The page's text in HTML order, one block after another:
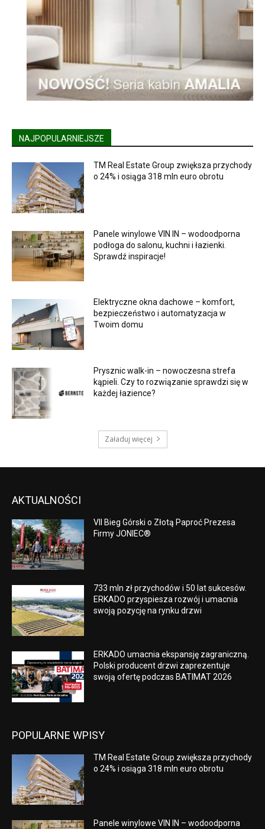
NAJPOPULARNIEJSZE
TM Real Estate Group zwiększa przychody
o 24% i osiąga 318 mln euro obrotu
Panele winylowe VIN IN – wodoodporna
podłoga do salonu, kuchni i łazienki.
Sprawdź inspiracje!
Elektryczne okna dachowe – komfort,
bezpieczeństwo i automatyzacja w
Twoim domu
Prysznic walk-in – nowoczesna strefa
kąpieli. Czy to rozwiązanie sprawdzi się w
każdej łazience?
Załaduj więcej
AKTUALNOŚCI
VII Bieg Górski o Złotą Paproć Prezesa
Firmy JONIEC®
733 mln zł przychodów i 50 lat sukcesów.
ERKADO przyspiesza rozwój i umacnia
swoją pozycję na rynku drzwi
ERKADO umacnia ekspansję zagraniczną.
Polski producent drzwi zaprezentuje
swoją ofertę podczas BATIMAT 2026
POPULARNE WPISY
TM Real Estate Group zwiększa przychody
o 24% i osiąga 318 mln euro obrotu
Panele winylowe VIN IN – wodoodporna